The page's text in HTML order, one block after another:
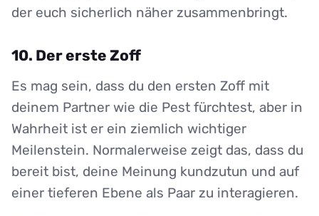
der euch sicherlich näher zusammenbringt.
10. Der erste Zoff
Es mag sein, dass du den ersten Zoff mit
deinem Partner wie die Pest fürchtest, aber in
Wahrheit ist er ein ziemlich wichtiger
Meilenstein. Normalerweise zeigt das, dass du
bereit bist, deine Meinung kundzutun und auf
einer tieferen Ebene als Paar zu interagieren.